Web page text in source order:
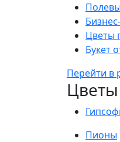
Цветы
Букет
Перейти в
Цветы
Пионы